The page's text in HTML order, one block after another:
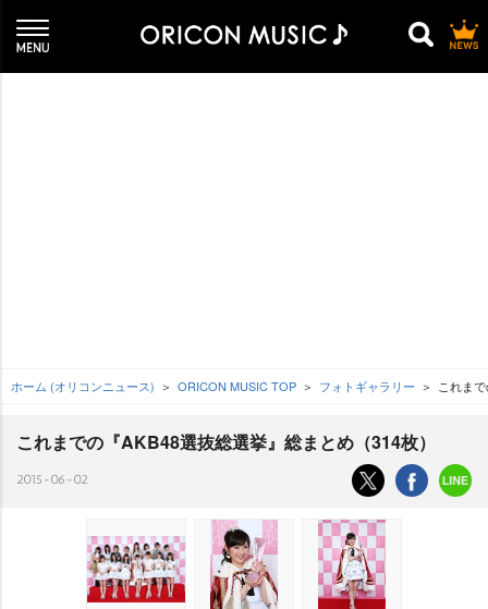
ホーム (オリコンニュース) ORICON MUSIC TOP フォトギャラリー これま
これまでの『AKB48選抜総選挙』総まとめ（314枚）
2015-06-02